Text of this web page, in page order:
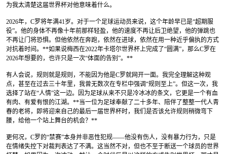
为我太清楚这届世界杯对他意味着什么。
2026年，C罗将年满41岁。对于一个足球运动员来说，这个年龄早已是“超期服
役”。他的身体不再像十年前那样轻盈，他的速度不再让后卫绝望，他的弹跳也
不再让门将恐惧。但他依然在奔跑，依然在进球，依然在用一种近乎偏执的方式
对抗着时间。**如果说梅西在2022年卡塔尔世界杯上完成了“圆满”，那么C罗在
2026年想要的，也许只是一次“体面的告别”。**
有人会说，规则就是规则，不能因为他是C罗就网开一面。我完全理解这种观
点，甚至在过去三十年里，我曾无数次在专栏中强调“规则至上”。但这一次，我
选择了站在“人情”这一边。因为足球从来不只是冷冰冰的条文，它更是一个有血
有肉、有爱有恨的江湖。**当一位为足球奉献了二十多年、陪伴了整整一代人青
春的老将，即将迎来自己的最后一届世界杯时，我们是否该允许规则稍微弯下
腰，给他一个站上舞台的机会？**
更何况，C罗的“禁赛”本身并非恶性犯规——他没有伤人，没有暴力行为，只是
在情绪失控下对裁判表达了不满。这当然不对，但也不至于断送一个球员的世界